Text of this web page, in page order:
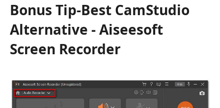
Bonus Tip-Best CamStudio
Alternative - Aiseesoft
Screen Recorder